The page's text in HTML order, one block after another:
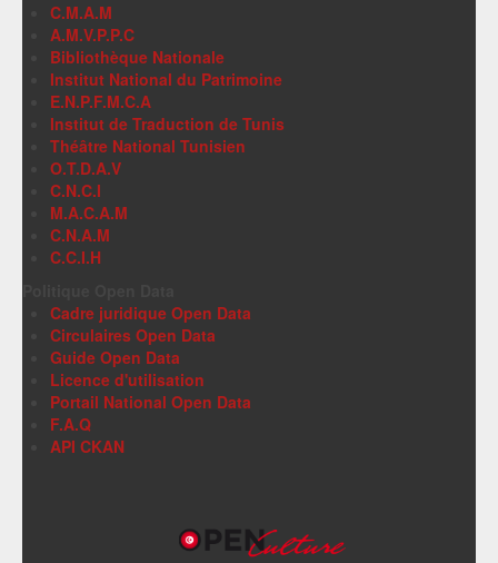
C.M.A.M
A.M.V.P.P.C
Bibliothèque Nationale
Institut National du Patrimoine
E.N.P.F.M.C.A
Institut de Traduction de Tunis
Théâtre National Tunisien
O.T.D.A.V
C.N.C.I
M.A.C.A.M
C.N.A.M
C.C.I.H
Cadre juridique Open Data
Circulaires Open Data
Guide Open Data
Licence d'utilisation
Portail National Open Data
F.A.Q
API CKAN